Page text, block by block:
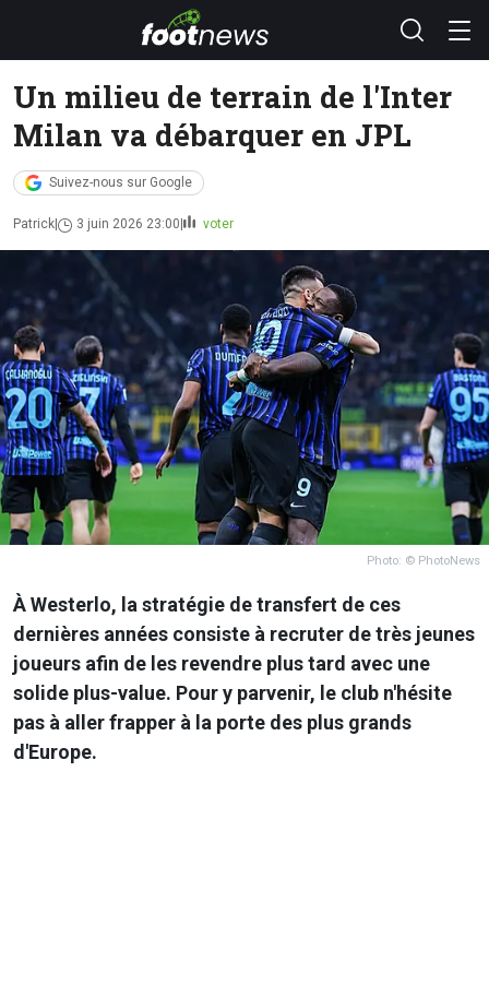
Un milieu de terrain de l'Inter
Milan va débarquer en JPL
Suivez-nous sur Google
Patrick 3 juin 2026 23:00 voter
Photo: © PhotoNews
À Westerlo, la stratégie de transfert de ces
dernières années consiste à recruter de très jeunes
joueurs afin de les revendre plus tard avec une
solide plus-value. Pour y parvenir, le club n'hésite
pas à aller frapper à la porte des plus grands
d'Europe.